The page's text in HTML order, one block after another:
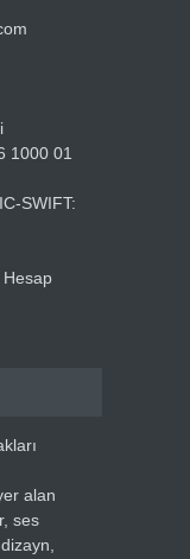
1000 01
SWIFT:
Hesap
alan
ses